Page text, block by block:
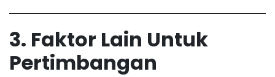
3. Faktor Lain Untuk
Pertimbangan